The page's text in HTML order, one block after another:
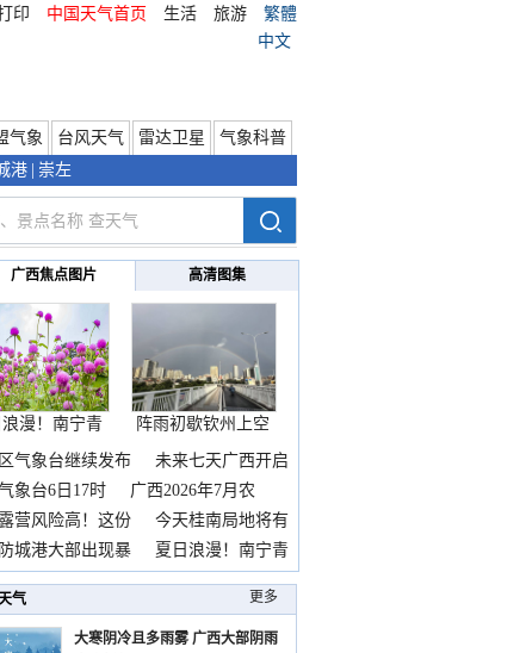
印 中国天气首页 生活 旅游
繁體
中文
气象 台风天气 雷达卫星
气象科普
港 崇左
广西焦点图片 高清图集
浪漫！南宁青
秀山
阵雨初歇钦州上空
邂逅
气象台继续发布
未来七天广西开启
象台6日17时
广西2026年7月农
营风险高！这份
今天桂南局地将有
城港大部出现暴
夏日浪漫！南宁青
气 更多
大寒阴冷且多雨雾 广西大部阴雨